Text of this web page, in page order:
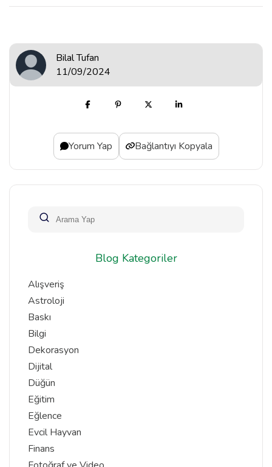
Bilal Tufan
11/09/2024
Yorum Yap Bağlantıyı Kopyala
Blog Kategoriler
Alışveriş
Astroloji
Baskı
Bilgi
Dekorasyon
Dijital
Düğün
Eğitim
Eğlence
Evcil Hayvan
Finans